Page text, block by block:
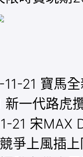
21 寶馬
一代路虎
21 宋MAX
爭上風插